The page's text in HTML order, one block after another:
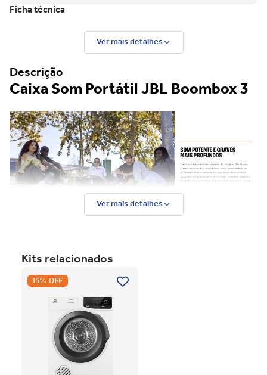
Ficha técnica
Ver mais detalhes
Descrição
Caixa Som Portátil JBL Boombox 3
Ver mais detalhes
Kits relacionados
Premium Care 12Kg com
Branco 220V
15% OFF